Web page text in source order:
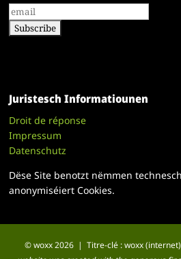
Juristesch Informatiounen
Droit de réponse
Impressum
Datenschutz
Dëse Site benotzt nëmmen
anonymiséiert Cookies.
© woxx 2026 | Titre-clé : woxx